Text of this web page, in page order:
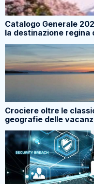
Catalogo Generale
la destinazione regina
Crociere oltre le
geografie delle